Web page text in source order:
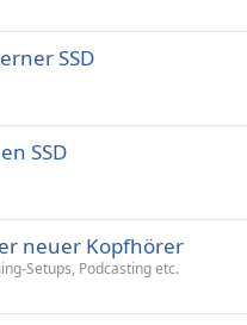
SSD
SSD
neuer Kopfhörer
Setups, Podcasting etc.